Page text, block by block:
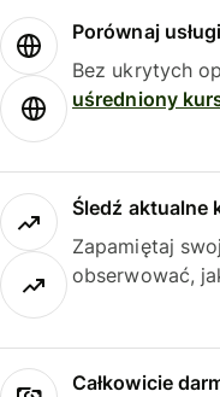
Porównaj
Bez ukrytych
uśredniony
Śledź aktualne
Zapamiętaj
obserwować,
Całkowicie